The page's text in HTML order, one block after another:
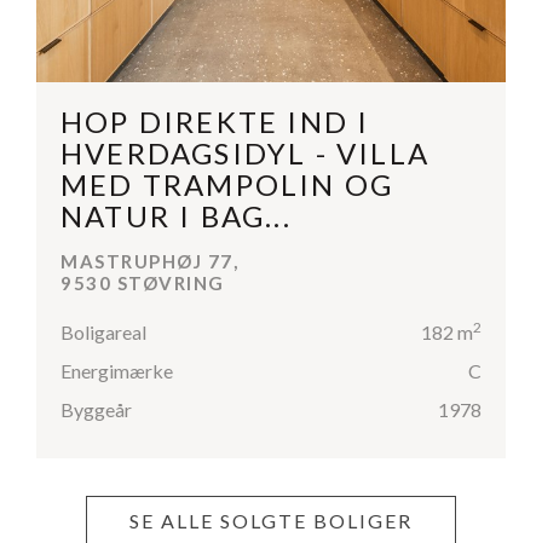
HOP DIREKTE IND I
HVERDAGSIDYL - VILLA
MED TRAMPOLIN OG
NATUR I BAG...
MASTRUPHØJ 77,
9530 STØVRING
Boligareal 182 m2
Energimærke
C
Byggeår
1978
SE ALLE SOLGTE BOLIGER